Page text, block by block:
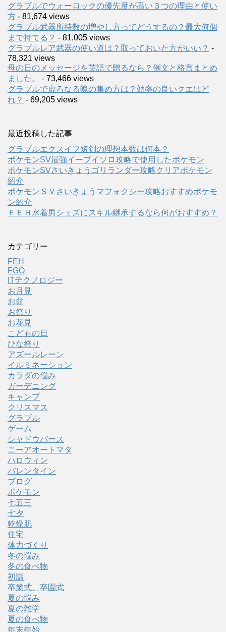
グラブルでウォーロックの優先度が高い３つの理由と使い
方 - 81,674 views
グラブル武器所持数の増やし方ってどうするの？最大何個
まで持てる？ - 81,005 views
グラブルレア武器の使い道は？取っておいた方がいい？ -
78,321 views
母の日のメッセージを英語で贈るなら？例文と格言まとめ
ました。
- 73,466 views
グラブルで虚ろなる魄の集め方は？効率の良いクエはど
れ？ - 69,205 views
最近投稿した記事
グラブルエクスイフ短剣の理想本数は何本？
ポケモンSV最強イーブイソロ攻略で使用したポケモン
ポケモンSVさいきょうゴリランダー攻略クリアポケモン
紹介
ポケモンＳＶさいきょうマフォクシー攻略おすすめポケモ
ン紹介
ＦＥＨ水着男シェズにスキル継承するなら何がおすすめ？
カテゴリー
FEH
FGO
ITテクノロジー
お月見
お盆
お祭り
お花見
こどもの日
ひな祭り
アズールレーン
イルミネーション
カラダの悩み
ガーデニング
キャンプ
クリスマス
グラブル
ゲーム
シャドウバース
ニーアオートマタ
ハロウィン
バレンタイン
ブログ
ポケモン
七五三
七夕
乾燥肌
住宅
体力づくり
冬の悩み
冬の食べ物
初詣
卒業式、卒園式
夏の悩み
夏の雑学
夏の食べ物
年末年始